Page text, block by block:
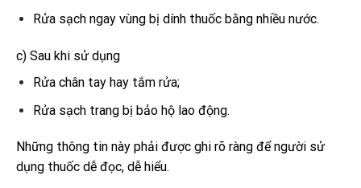
Rửa sạch ngay vùng bị dính thuốc bằng nhiều nước.
c) Sau khi sử dụng
Rửa chân tay hay tắm rửa;
Rửa sạch trang bị bảo hộ lao động.
Những thông tin này phải được ghi rõ ràng để người sử
dụng thuốc dễ đọc, dễ hiểu.